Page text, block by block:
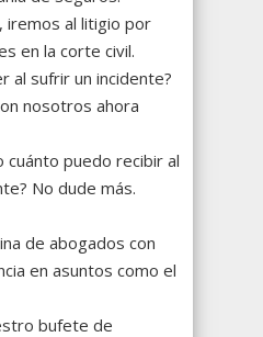
iremos al litigio por
en la corte civil.
al sufrir un incidente?
nosotros ahora
cuánto puedo recibir al
No dude más.
de abogados con
en asuntos como el
bufete de